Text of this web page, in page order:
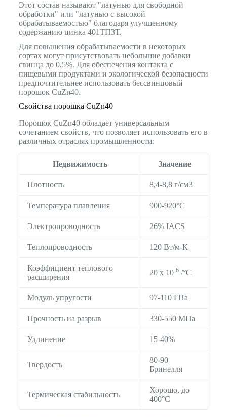
Этот состав называют "латунью для свободной
обработки" или "латунью с высокой
обрабатываемостью" благодаря улучшенному
содержанию цинка 401ТП3Т.
Для повышения обрабатываемости в некоторых
сортах могут присутствовать небольшие добавки
свинца до 0,5%. Для обеспечения контакта с
пищевыми продуктами и экологической безопасности
предпочтительнее использовать бессвинцовый
порошок CuZn40.
Свойства порошка CuZn40
Порошок CuZn40 обладает универсальным
сочетанием свойств, что позволяет использовать его в
различных отраслях промышленности:
Недвижимость Значение
Плотность 8,4-8,8 г/см3
Температура плавления 900-920°C
Электропроводность 26% IACS
Теплопроводность 120 Вт/м-К
Коэффициент теплового
расширения
20 x 10-6/°C
Модуль упругости 97-110 ГПа
Прочность на разрыв 330-550 МПа
Удлинение 15-40%
Твердость
80-90
Бринелля
Термическая стабильность
Хорошо, до
400°C